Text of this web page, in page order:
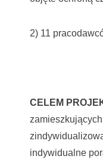
2) 11
CELEM
indywidualne